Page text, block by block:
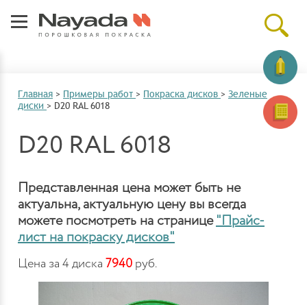
Главная > Примеры работ > Покраска дисков > Зеленые
диски > D20 RAL 6018
D20 RAL 6018
Представленная цена может быть не
актуальна, актуальную цену вы всегда
можете посмотреть на странице "Прайс-
лист на покраску дисков"
Цена за 4 диска 7940 руб.